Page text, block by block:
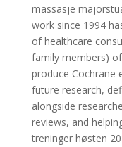
massasje
work since 1994
of healthcare
family members)
produce Cochrane
future research,
alongside
reviews, and
treninger høsten